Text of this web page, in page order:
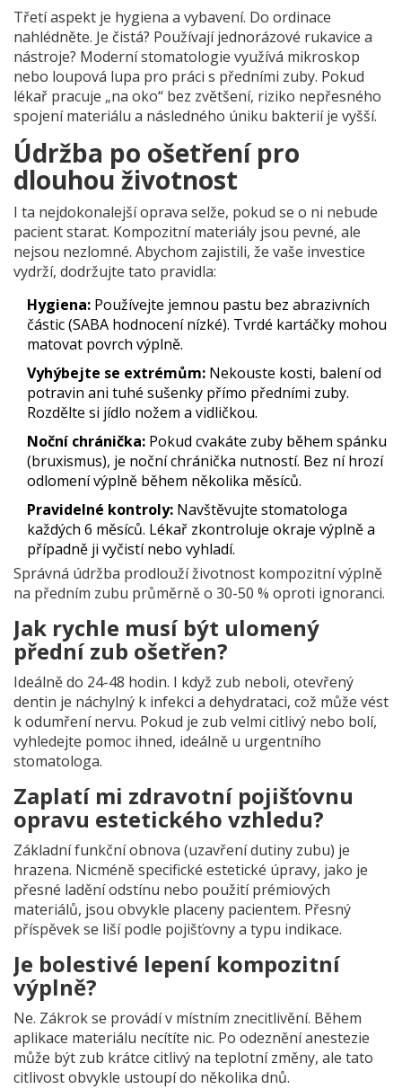
Třetí aspekt je hygiena a vybavení. Do ordinace
nahlédněte. Je čistá? Používají jednorázové rukavice a
nástroje? Moderní stomatologie využívá mikroskop
nebo loupová lupa pro práci s předními zuby. Pokud
lékař pracuje „na oko“ bez zvětšení, riziko nepřesného
spojení materiálu a následného úniku bakterií je vyšší.
Údržba po ošetření pro
dlouhou životnost
I ta nejdokonalejší oprava selže, pokud se o ni nebude
pacient starat. Kompozitní materiály jsou pevné, ale
nejsou nezlomné. Abychom zajistili, že vaše investice
vydrží, dodržujte tato pravidla:
Hygiena: Používejte jemnou pastu bez abrazivních
částic (SABA hodnocení nízké). Tvrdé kartáčky mohou
matovat povrch výplně.
Vyhýbejte se extrémům: Nekouste kosti, balení od
potravin ani tuhé sušenky přímo předními zuby.
Rozdělte si jídlo nožem a vidličkou.
Noční chránička: Pokud cvakáte zuby během spánku
(bruxismus), je noční chránička nutností. Bez ní hrozí
odlomení výplně během několika měsíců.
Pravidelné kontroly: Navštěvujte stomatologa
každých 6 měsíců. Lékař zkontroluje okraje výplně a
případně ji vyčistí nebo vyhladí.
Správná údržba prodlouží životnost kompozitní výplně
na předním zubu průměrně o 30-50 % oproti ignoranci.
Jak rychle musí být ulomený
přední zub ošetřen?
Ideálně do 24-48 hodin. I když zub neboli, otevřený
dentin je náchylný k infekci a dehydrataci, což může vést
k odumření nervu. Pokud je zub velmi citlivý nebo bolí,
vyhledejte pomoc ihned, ideálně u urgentního
stomatologa.
Zaplatí mi zdravotní pojišťovnu
opravu estetického vzhledu?
Základní funkční obnova (uzavření dutiny zubu) je
hrazena. Nicméně specifické estetické úpravy, jako je
přesné ladění odstínu nebo použití prémiových
materiálů, jsou obvykle placeny pacientem. Přesný
příspěvek se liší podle pojišťovny a typu indikace.
Je bolestivé lepení kompozitní
výplně?
Ne. Zákrok se provádí v místním znecitlivění. Během
aplikace materiálu necítíte nic. Po odeznění anestezie
může být zub krátce citlivý na teplotní změny, ale tato
citlivost obvykle ustoupí do několika dnů.